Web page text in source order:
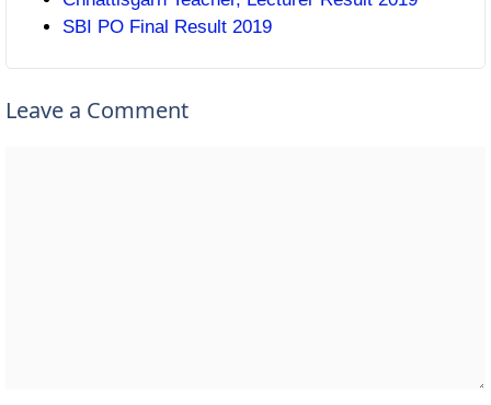
SBI PO Final Result 2019
Leave a Comment